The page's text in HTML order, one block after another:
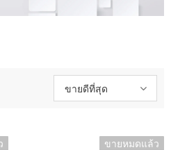
ขายดีที่สุด
ขายหมดแล้ว